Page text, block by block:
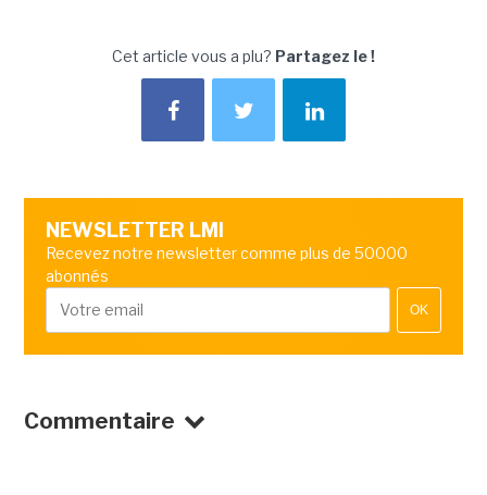
Cet article vous a plu? Partagez le !
NEWSLETTER LMI
Recevez notre newsletter comme plus de 50000
abonnés
OK
Commentaire